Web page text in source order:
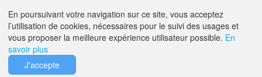
En poursuivant votre navigation sur ce site, vous acceptez
l’utilisation de cookies, nécessaires pour le suivi des usages et
vous proposer la meilleure expérience utilisateur possible. En
savoir plus
J'accepte